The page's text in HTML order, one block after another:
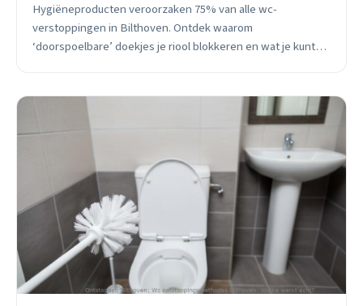
Hygiëneproducten veroorzaken 75% van alle wc-
verstoppingen in Bilthoven. Ontdek waarom
‘doorspoelbare’ doekjes je riool blokkeren en wat je kunt